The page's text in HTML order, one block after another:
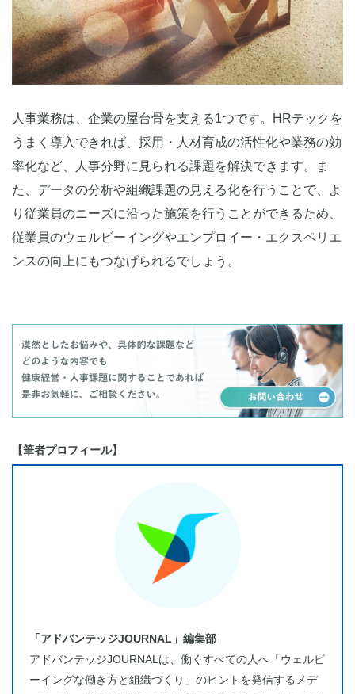
人事業務は、企業の屋台骨を支える1つです。HRテックを
うまく導入できれば、採用・人材育成の活性化や業務の効
率化など、人事分野に見られる課題を解決できます。ま
た、データの分析や組織課題の見える化を行うことで、よ
り従業員のニーズに沿った施策を行うことができるため、
従業員のウェルビーイングやエンプロイー・エクスペリエ
ンスの向上にもつなげられるでしょう。
【筆者プロフィール】
「アドバンテッジJOURNAL」編集部
アドバンテッジJOURNALは、働くすべての人へ「ウェルビ
ーイングな働き方と組織づくり」のヒントを発信するメデ